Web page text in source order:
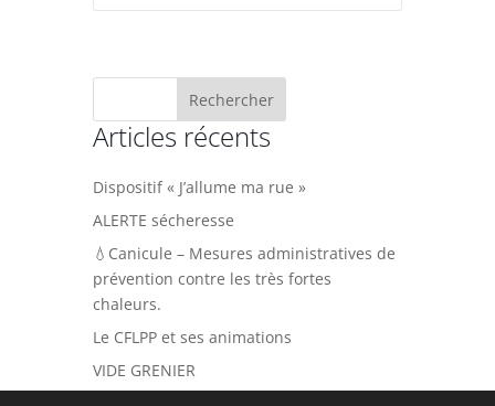
Articles récents
Dispositif « J’allume ma rue »
ALERTE sécheresse
💧Canicule – Mesures administratives de
prévention contre les très fortes
chaleurs.
Le CFLPP et ses animations
VIDE GRENIER